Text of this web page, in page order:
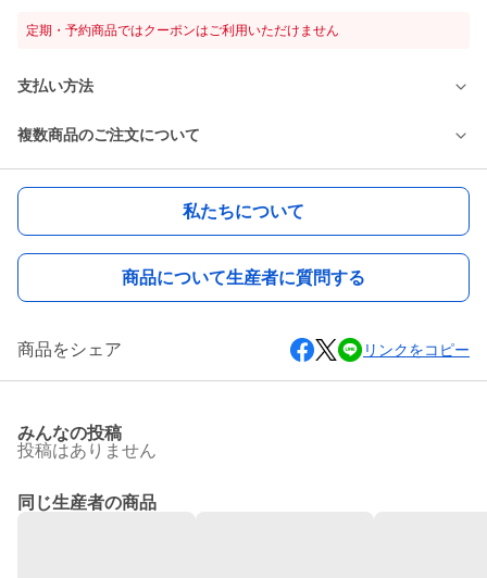
定期・予約商品ではクーポンはご利用いただけません
支払い方法
複数商品のご注文について
私たちについて
商品について生産者に質問する
商品をシェア リンクをコピー
みんなの投稿
投稿はありません
同じ生産者の商品